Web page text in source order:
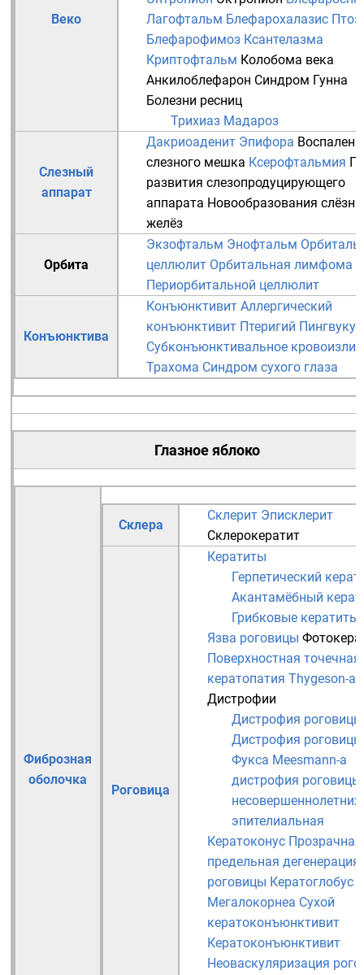
Веко
Лагофтальм Блефарохалазис Птоз
Блефарофимоз Ксантелазма
Криптофтальм Колобома века
Анкилоблефарон Синдром Гунна
Болезни ресниц
Трихиаз Мадароз
Слезный
аппарат
Дакриоаденит Эпифора
слезного мешка Ксерофтальмия
развития слезопродуцирующего
аппарата Новообразования
желёз
Орбита
Экзофтальм Энофтальм
целлюлит Орбитальная лимфома
Периорбитальной целлюлит
Конъюнктива
Конъюнктивит Аллергический
конъюнктивит Птеригий
Субконъюнктивальное
Трахома Синдром сухого глаза
Глазное яблоко
Фиброзная
оболочка
Склера
Склерит Эписклерит
Склерокератит
Роговица
Кератиты
Герпетический
Акантамёбный
Грибковые кератиты
Язва роговицы
Поверхностная точечная
кератопатия Thygeson-а
Дистрофии
Дистрофия роговицы
Дистрофия роговицы
Фукса Meesmann-а
дистрофия роговицы
несовершеннолетних
эпителиальная
Кератоконус Прозрачная
предельная дегенерация
роговицы Кератоглобус
Мегалокорнеа Сухой
кератоконъюнктивит
Кератоконъюнктивит
Неоваскуляризация